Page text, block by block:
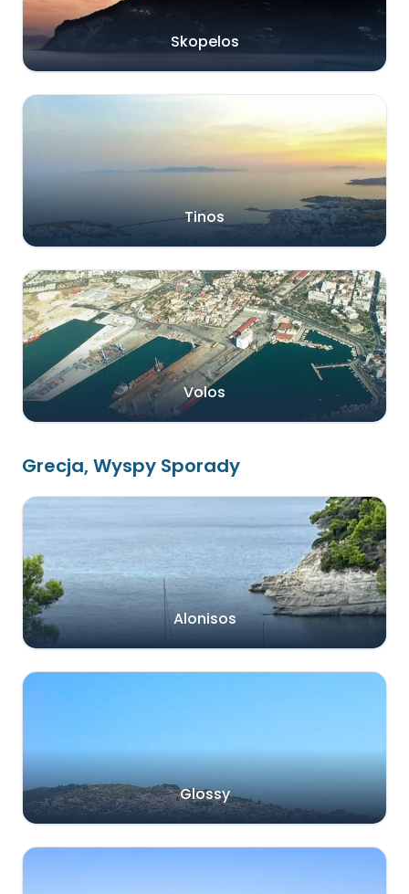
Skopelos
Tinos
Volos
Grecja, Wyspy Sporady
Alonisos
Glossy